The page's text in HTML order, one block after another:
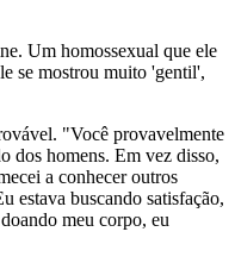
Um homossexual que ele
se mostrou muito 'gentil',
"Você provavelmente
dos homens. Em vez disso,
a conhecer outros
estava buscando satisfação,
meu corpo, eu